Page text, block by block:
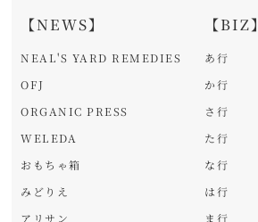
【NEWS】
NEAL'S YARD REMEDIES
OFJ
ORGANIC PRESS
WELEDA
おもちゃ箱
みどりえ
アリサン
【BIZ】
あ行
か行
さ行
た行
な行
は行
ま行